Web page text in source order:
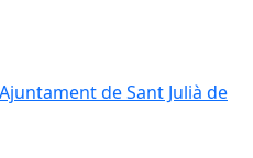
de Sant Julià de